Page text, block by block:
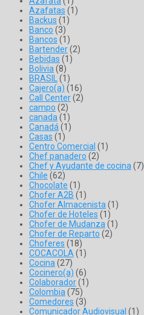
Azafatas (1)
Backus (1)
Banco (3)
Bancos (1)
Bartender(2)
Bebidas (1)
Bolivia(8)
BRASIL(1)
Cajero(a) (16)
Call Center(2)
campo (2)
canada(1)
Canadá(1)
Casas (1)
Centro Comercial (1)
Chef panadero (2)
Chef y Ayudante de cocina(7)
Chile (62)
Chocolate (1)
Chofer A2B (1)
Chofer Almacenista(1)
Chofer de Hoteles (1)
Chofer de Mudanza(1)
Chofer de Reparto (2)
Choferes (18)
COCACOLA(1)
Cocina(27)
Cocinero(a) (6)
Colaborador(1)
Colombia(75)
Comedores (3)
Comunicador Audiovisual (1)